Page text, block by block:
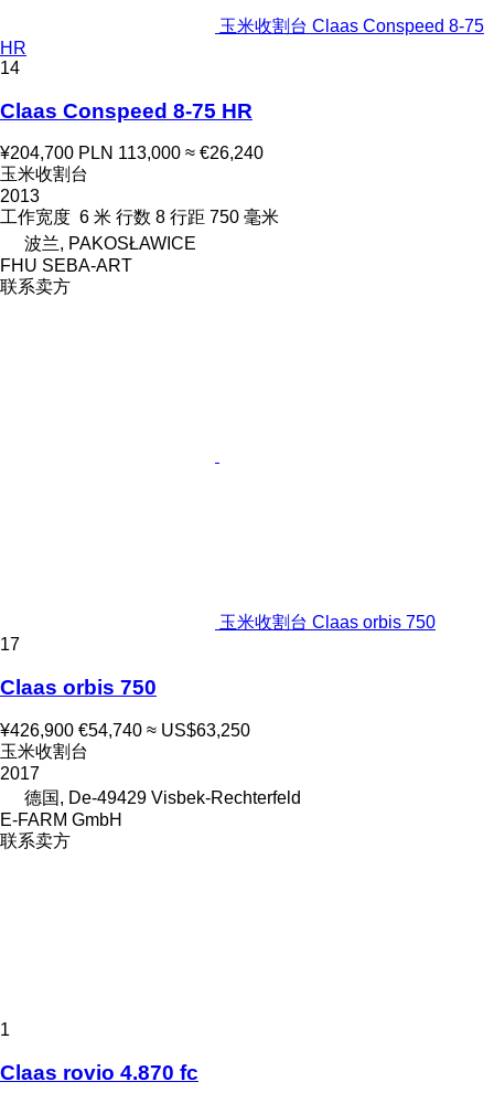
玉米收割台 Claas Conspeed 8-75
HR
14
Claas Conspeed 8-75 HR
¥204,700 PLN 113,000 ≈ €26,240
玉米收割台
2013
工作宽度 6 米 行数 8 行距 750 毫米
波兰, PAKOSŁAWICE
FHU SEBA-ART
联系卖方
玉米收割台 Claas orbis 750
17
Claas orbis 750
¥426,900 €54,740 ≈ US$63,250
玉米收割台
2017
德国, De-49429 Visbek-Rechterfeld
E-FARM GmbH
联系卖方
1
Claas rovio 4.870 fc